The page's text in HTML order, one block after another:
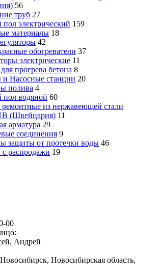
56
труб 27
электрический 159
материалы 18
42
обогреватели 37
электрические 11
прогрева бетона 8
и Насосные станции 20
полива 4
пол водяной 60
из нержавеющей стали
(Швейцария) 11
арматура 29
соединения 9
защиты от протечки воды 46
распродажи 19
00
Андрей
Новосибирская область,